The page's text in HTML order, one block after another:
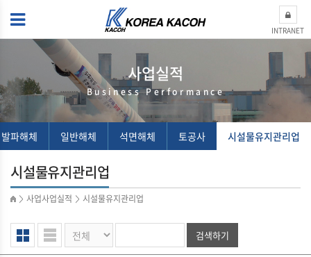
INTRANET
사업실적
Business Performance
파해체 일반해체 석면해체 토공사 시설물유지관리업
시설물유지관리업
> 사업사업실적 > 시설물유지관리업
검색하기